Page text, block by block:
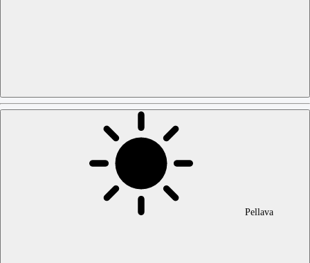
Pellava